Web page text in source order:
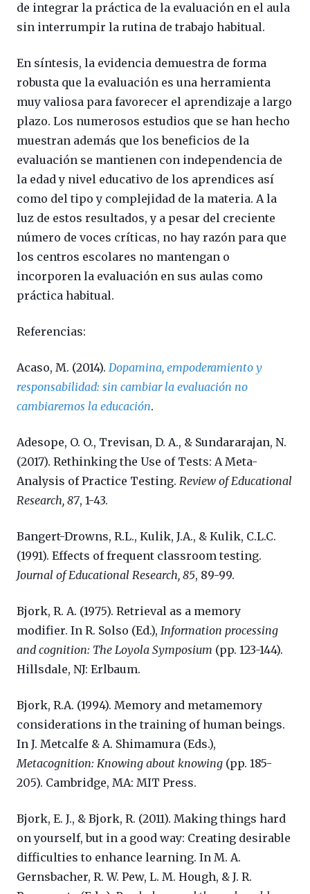
de integrar la práctica de la evaluación en el aula
sin interrumpir la rutina de trabajo habitual.
En síntesis, la evidencia demuestra de forma
robusta que la evaluación es una herramienta
muy valiosa para favorecer el aprendizaje a largo
plazo. Los numerosos estudios que se han hecho
muestran además que los beneficios de la
evaluación se mantienen con independencia de
la edad y nivel educativo de los aprendices así
como del tipo y complejidad de la materia. A la
luz de estos resultados, y a pesar del creciente
número de voces críticas, no hay razón para que
los centros escolares no mantengan o
incorporen la evaluación en sus aulas como
práctica habitual.
Referencias:
Acaso, M. (2014). Dopamina, empoderamiento y
responsabilidad: sin cambiar la evaluación no
cambiaremos la educación.
Adesope, O. O., Trevisan, D. A., & Sundararajan, N.
(2017). Rethinking the Use of Tests: A Meta-
Analysis of Practice Testing. Review of Educational
Research, 87, 1-43.
Bangert-Drowns, R.L., Kulik, J.A., & Kulik, C.L.C.
(1991). Effects of frequent classroom testing.
Journal of Educational Research, 85, 89-99.
Bjork, R. A. (1975). Retrieval as a memory
modifier. In R. Solso (Ed.), Information processing
and cognition: The Loyola Symposium (pp. 123-144).
Hillsdale, NJ: Erlbaum.
Bjork, R.A. (1994). Memory and metamemory
considerations in the training of human beings.
In J. Metcalfe & A. Shimamura (Eds.),
Metacognition: Knowing about knowing (pp. 185-
205). Cambridge, MA: MIT Press.
Bjork, E. J., & Bjork, R. (2011). Making things hard
on yourself, but in a good way: Creating desirable
difficulties to enhance learning. In M. A.
Gernsbacher, R. W. Pew, L. M. Hough, & J. R.